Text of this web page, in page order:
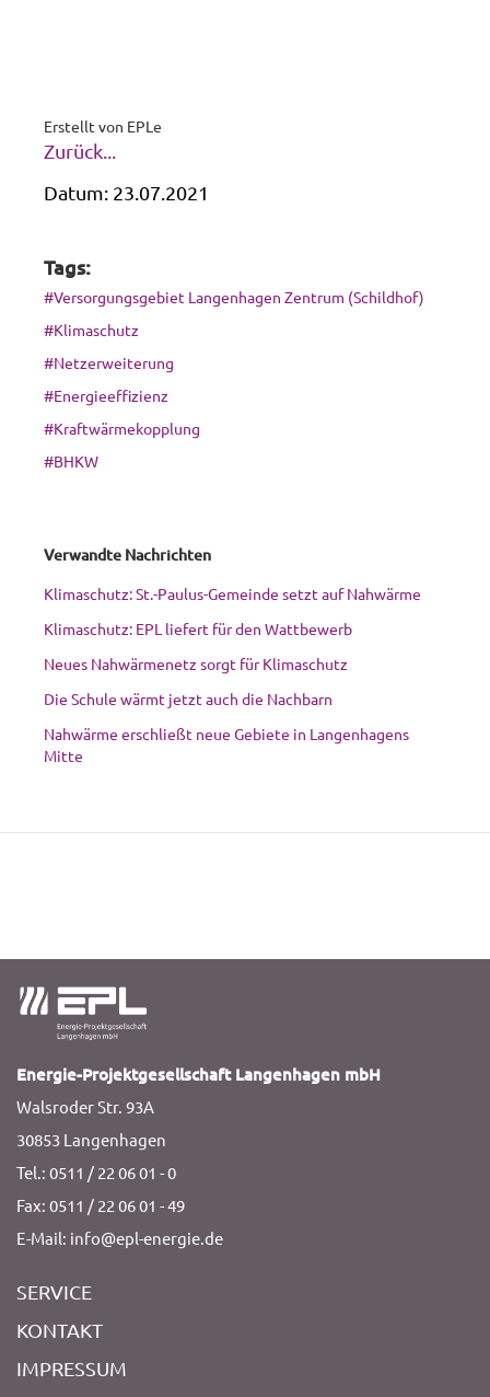
Erstellt von EPLe
Zurück...
Datum: 23.07.2021
Tags:
#Versorgungsgebiet Langenhagen Zentrum (Schildhof)
#Klimaschutz
#Netzerweiterung
#Energieeffizienz
#Kraftwärmekopplung
#BHKW
Verwandte Nachrichten
Klimaschutz: St.-Paulus-Gemeinde setzt auf Nahwärme
Klimaschutz: EPL liefert für den Wattbewerb
Neues Nahwärmenetz sorgt für Klimaschutz
Die Schule wärmt jetzt auch die Nachbarn
Nahwärme erschließt neue Gebiete in Langenhagens
Mitte
Energie-Projektgesellschaft Langenhagen mbH
Walsroder Str. 93A
30853 Langenhagen
Tel.: 0511 / 22 06 01 - 0
Fax: 0511 / 22 06 01 - 49
E-Mail: info@epl-energie.de
SERVICE
KONTAKT
IMPRESSUM